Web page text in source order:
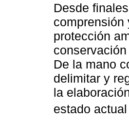
Desde
comprensión
protección
De la mano
delimitar y
la
estado